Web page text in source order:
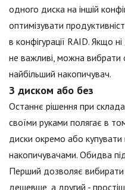
одного диска на іншій
оптимізувати
в конфігурації RAID. Якщо
не важливі, можна вибрати
найбільший накопичувач.
З диском або без
Останнє рішення при
своїми руками полягає в
диски окремо або
накопичувачами. Обидва
Перший дозволяє вибирати
дешевше, а другий -